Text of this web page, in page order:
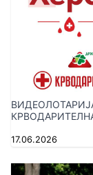
17.06.2026